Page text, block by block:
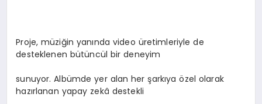
Proje, müziğin yanında video üretimleriyle de
desteklenen bütüncül bir deneyim
sunuyor. Albümde yer alan her şarkıya özel olarak
hazırlanan yapay zekâ destekli